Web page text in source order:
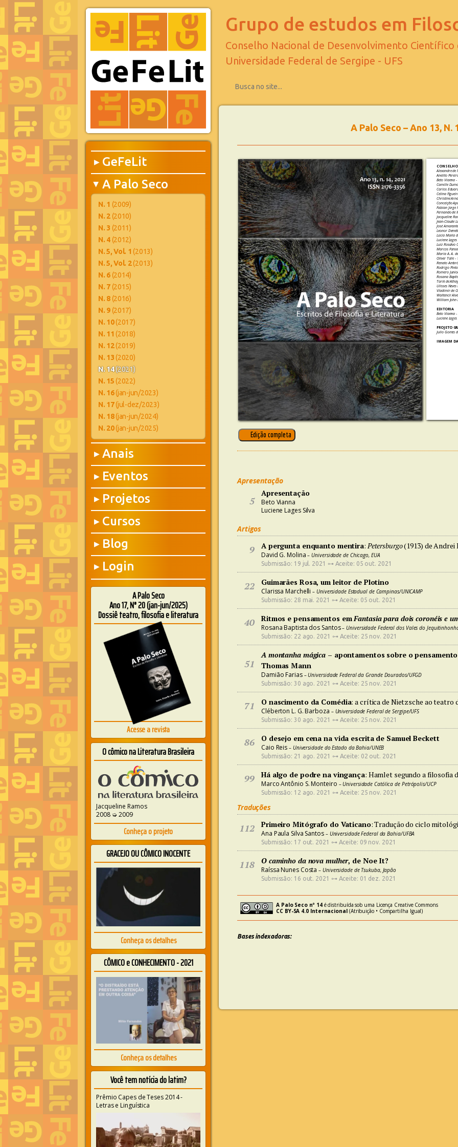
▶ GeFeLit
▶ A Palo Seco
N. 1 (2009)
N. 2(2010)
N. 3 (2011)
N. 4(2012)
N. 5, Vol. 1 (2013)
N. 5, Vol. 2(2013)
N. 6(2014)
N. 7(2015)
N. 8(2016)
N. 9(2017)
N. 10(2017)
N. 11 (2018)
N. 12(2019)
N. 13(2020)
N. 14(2021)
N. 15(2022)
N. 16(jan-jun/2023)
N. 17(jul-dez/2023)
N. 18(jan-jun/2024)
N. 20(jan-jun/2025)
▶ Anais
▶ Eventos
▶ Projetos
▶ Cursos
▶ Blog
▶ Login
A Palo Seco
Ano 17, N° 20 (jan-jun/2025)
Dossiê teatro, filosofia e literatura
Acesse a revista
O cômico na Literatura Brasileira
Jacqueline Ramos
2008 ➭ 2009
Conheça o projeto
GRACEJO OU CÔMICO INOCENTE
Conheça os detalhes
CÔMICO e CONHECIMENTO - 2021
Conheça os detalhes
Você tem notícia do latim?
Prêmio Capes de Teses 2014 -
Letras e Linguística
Grupo de estudos em
Conselho Nacional de Desenvolvimento Científico
Universidade Federal de Sergipe - UFS
A Palo Seco – Ano 13, N.
Alexandre de
Anelito
Beto Vianna -
Camille
Carlos
Celina
Christine
Conceição
Fabian Jorge
Fernando de
Jacqueline
Jean-Claude
José
Leonor
Lúcia Maria
Luciene
Luiz Rosalvo
Marcos
Maria A. A.
Oliver Tolle -
Renato
Rodrigo
Romero
Rosana
Tarik de
Ulisses Neves
Vladimir de
Waltencir
William John
EDITORIA
Beto Vianna -
Luciene
PROJETO
Julio Gomes
IMAGEM
Edição completa
Apresentação
5
Apresentação
Beto Vianna
Luciene Lages Silva
Artigos
9 A pergunta enquanto mentira:Petersburgo(1913) de Andrei
David G. Molina – Universidade de Chicago, EUA
Submissão: 19 jul. 2021 ⊶ Aceite: 05 out. 2021
22 Guimarães Rosa, um leitor de Plotino
Clarissa Marchelli – Universidade Estadual de Campinas/UNICAMP
Submissão: 28 mai. 2021 ⊶ Aceite: 05 out. 2021
40 Ritmos e pensamentos emFantasia para dois coronéis e
Rosana Baptista dos Santos– Universidade Federal dos Vales do
Submissão: 22 ago. 2021 ⊶ Aceite: 25 nov. 2021
51
A montanha mágica – apontamentos sobre o
Thomas Mann
Damião Farias– Universidade Federal da Grande Dourados/UFGD
Submissão: 30 ago. 2021 ⊶ Aceite: 25 nov. 2021
71 O nascimento da Comédia: a crítica de Nietzsche ao teatro
Cléberton L. G. Barboza – Universidade Federal de Sergipe/UFS
Submissão: 30 ago. 2021 ⊶ Aceite: 25 nov. 2021
86 O desejo em cena na vida escrita de Samuel Beckett
Caio Reis – Universidade do Estado da Bahia/UNEB
Submissão: 21 ago. 2021 ⊶ Aceite: 02 out. 2021
99 Há algo de podre na vingança: Hamlet segundo a filosofia
Marco Antônio S. Monteiro – Universidade Católica de Petrópolis/UCP
Submissão: 12 ago. 2021 ⊶ Aceite: 25 nov. 2021
Traduções
112 Primeiro Mitógrafo do Vaticano: Tradução do ciclo
Ana Paula Silva Santos– Universidade Federal da Bahia/UFBA
Submissão: 17 out. 2021 ⊶ Aceite: 09 nov. 2021
118 O caminho da nova mulher, de Noe It?
Raíssa Nunes Costa – Universidade de Tsukuba, Japão
Submissão: 16 out. 2021 ⊶ Aceite: 01 dez. 2021
A Palo Seco nº 14é distribuída sob uma Licença Creative Commons
CC BY-SA 4.0 Internacional(Atribuição • Compartilha Igual)
Bases indexadoras: